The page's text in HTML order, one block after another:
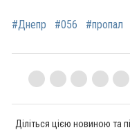
#Днепр #056 #пропал
Діліться цією новиною та